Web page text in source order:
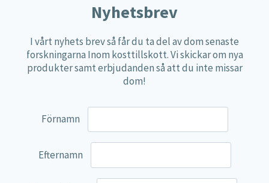
Övriga kosttillskott
100% Natural
EVP Nutrition
Multi Nutrient
Lamberts
Nyhetsbrev
I vårt nyhets brev så får du ta del av dom senaste
forskningarna Inom kosttillskott. Vi skickar om nya
produkter samt erbjudanden så att du inte missar
dom!
Förnamn
Efternamn